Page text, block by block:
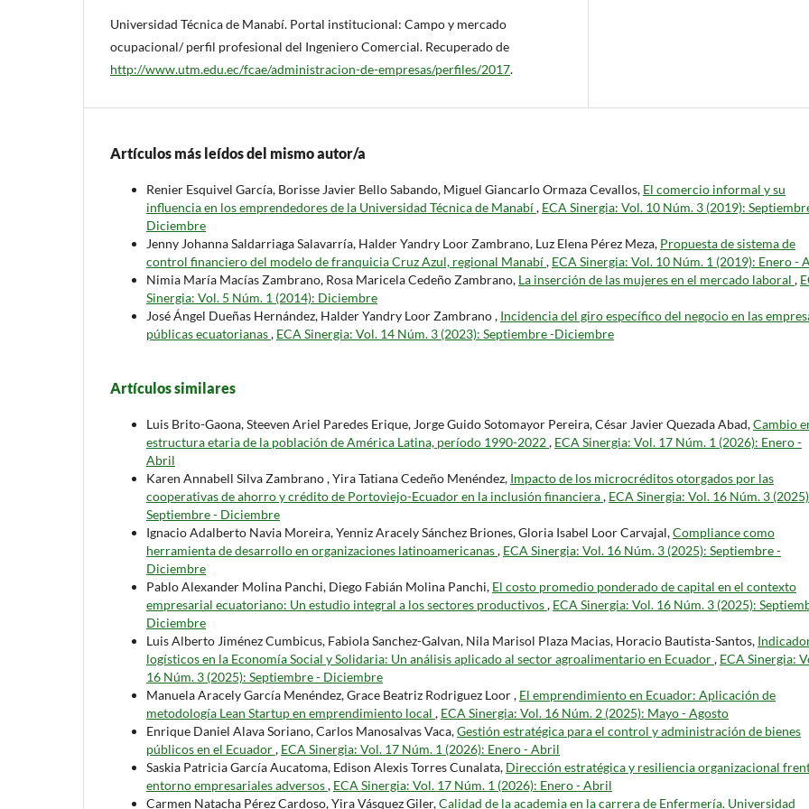
Universidad Técnica de Manabí. Portal institucional: Campo y mercado
ocupacional/ perfil profesional del Ingeniero Comercial. Recuperado de
http://www.utm.edu.ec/fcae/administracion-de-empresas/perfiles/2017.
Artículos más leídos del mismo autor/a
Renier Esquivel García, Borisse Javier Bello Sabando, Miguel Giancarlo Ormaza Cevallos, El comercio informal y su
influencia en los emprendedores de la Universidad Técnica de Manabí, ECA Sinergia: Vol. 10 Núm. 3 (2019):
Diciembre
Jenny Johanna Saldarriaga Salavarría, Halder Yandry Loor Zambrano, Luz Elena Pérez Meza, Propuesta de sistema de
control financiero del modelo de franquicia Cruz Azul, regional Manabí, ECA Sinergia: Vol. 10 Núm. 1 (2019): Enero -
Nimia María Macías Zambrano, Rosa Maricela Cedeño Zambrano, La inserción de las mujeres en el mercado laboral ,
Sinergia: Vol. 5 Núm. 1 (2014): Diciembre
José Ángel Dueñas Hernández, Halder Yandry Loor Zambrano , Incidencia del giro específico del negocio en las
públicas ecuatorianas, ECA Sinergia: Vol. 14 Núm. 3 (2023): Septiembre -Diciembre
Artículos similares
Luis Brito-Gaona, Steeven Ariel Paredes Erique, Jorge Guido Sotomayor Pereira, César Javier Quezada Abad,Cambio
estructura etaria de la población de América Latina, período 1990-2022, ECA Sinergia: Vol. 17 Núm. 1 (2026): Enero -
Abril
Karen Annabell Silva Zambrano , Yira Tatiana Cedeño Menéndez, Impacto de los microcréditos otorgados por las
cooperativas de ahorro y crédito de Portoviejo-Ecuador en la inclusión financiera, ECA Sinergia: Vol. 16 Núm. 3
Septiembre - Diciembre
Ignacio Adalberto Navia Moreira, Yenniz Aracely Sánchez Briones, Gloria Isabel Loor Carvajal,Compliance como
herramienta de desarrollo en organizaciones latinoamericanas, ECA Sinergia: Vol. 16 Núm. 3 (2025): Septiembre -
Diciembre
Pablo Alexander Molina Panchi, Diego Fabián Molina Panchi, El costo promedio ponderado de capital en el contexto
empresarial ecuatoriano: Un estudio integral a los sectores productivos, ECA Sinergia: Vol. 16 Núm. 3 (2025):
Diciembre
Luis Alberto Jiménez Cumbicus, Fabiola Sanchez-Galvan, Nila Marisol Plaza Macias, Horacio Bautista-Santos,
logísticos en la Economía Social y Solidaria: Un análisis aplicado al sector agroalimentario en Ecuador, ECA Sinergia:
16 Núm. 3 (2025): Septiembre - Diciembre
Manuela Aracely García Menéndez, Grace Beatriz Rodriguez Loor , El emprendimiento en Ecuador: Aplicación de
metodología Lean Startup en emprendimiento local , ECA Sinergia: Vol. 16 Núm. 2 (2025): Mayo - Agosto
Enrique Daniel Alava Soriano, Carlos Manosalvas Vaca,Gestión estratégica para el control y administración de bienes
públicos en el Ecuador, ECA Sinergia: Vol. 17 Núm. 1 (2026): Enero - Abril
Saskia Patricia García Aucatoma, Edison Alexis Torres Cunalata, Dirección estratégica y resiliencia organizacional
entorno empresariales adversos, ECA Sinergia: Vol. 17 Núm. 1 (2026): Enero - Abril
Carmen Natacha Pérez Cardoso, Yira Vásquez Giler,Calidad de la academia en la carrera de Enfermería. Universidad